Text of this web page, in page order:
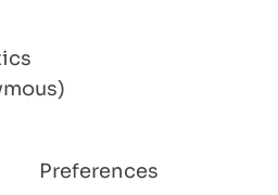
Preferences